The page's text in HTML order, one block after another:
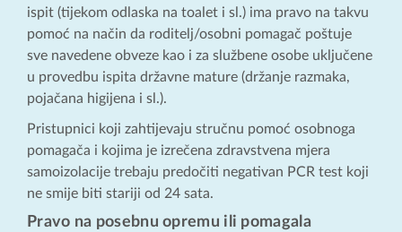
ispit (tijekom odlaska na toalet i sl.) ima pravo na takvu
pomoć na način da roditelj/osobni pomagač poštuje
sve navedene obveze kao i za službene osobe uključene
u provedbu ispita državne mature (držanje razmaka,
pojačana higijena i sl.).
Pristupnici koji zahtijevaju stručnu pomoć osobnoga
pomagača i kojima je izrečena zdravstvena mjera
samoizolacije trebaju predočiti negativan PCR test koji
ne smije biti stariji od 24 sata.
Pravo na posebnu opremu ili pomagala